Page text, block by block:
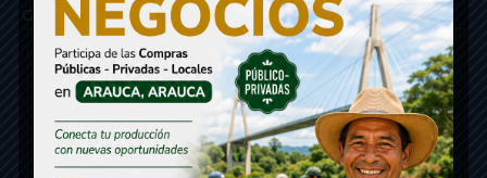
Gobernación de Arauca